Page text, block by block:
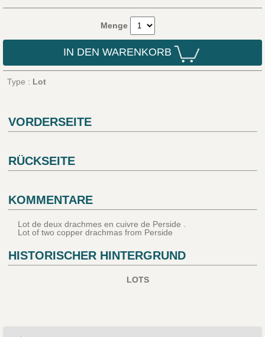
Menge
IN DEN WARENKORB
Type : Lot
VORDERSEITE
RÜCKSEITE
KOMMENTARE
Lot de deux drachmes en cuivre de Perside .
Lot of two copper drachmas from Perside
HISTORISCHER HINTERGRUND
LOTS